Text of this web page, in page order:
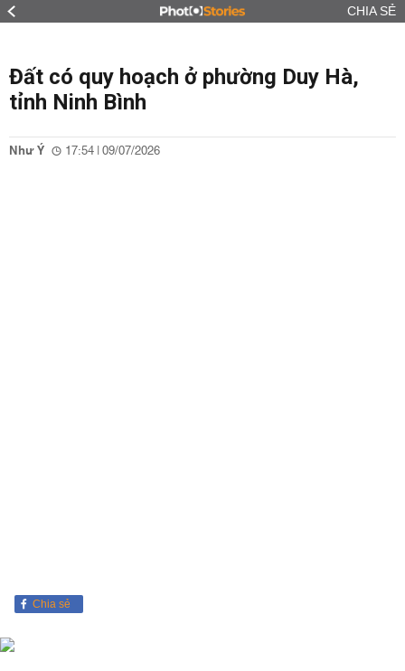
CHIA SẺ
Đất có quy hoạch ở phường Duy Hà,
tỉnh Ninh Bình
Như Ý 17:54 | 09/07/2026
Chia sẻ